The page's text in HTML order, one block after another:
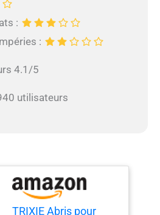
:
:
4.1/5
utilisateurs
TRIXIE Abris pour